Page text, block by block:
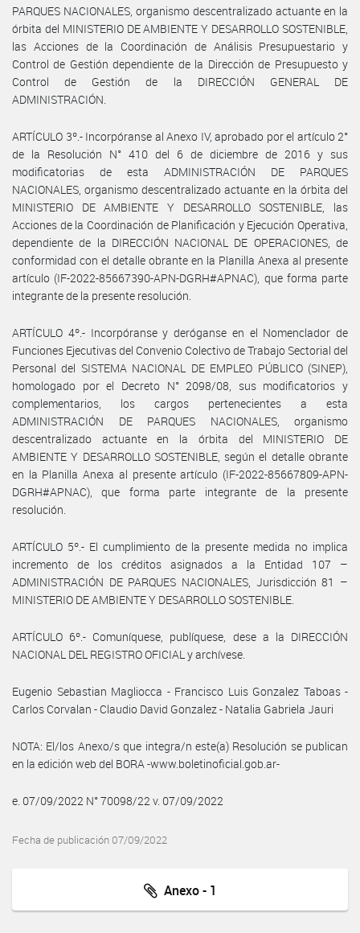
PARQUES NACIONALES, organismo descentralizado actuante en la
órbita del MINISTERIO DE AMBIENTE Y DESARROLLO SOSTENIBLE,
las Acciones de la Coordinación de Análisis Presupuestario y
Control de Gestión dependiente de la Dirección de Presupuesto y
Control de Gestión de la DIRECCIÓN GENERAL DE
ADMINISTRACIÓN.
ARTÍCULO 3º.- Incorpóranse al Anexo IV, aprobado por el artículo 2°
de la Resolución N° 410 del 6 de diciembre de 2016 y sus
modificatorias de esta ADMINISTRACIÓN DE PARQUES
NACIONALES, organismo descentralizado actuante en la órbita del
MINISTERIO DE AMBIENTE Y DESARROLLO SOSTENIBLE, las
Acciones de la Coordinación de Planificación y Ejecución Operativa,
dependiente de la DIRECCIÓN NACIONAL DE OPERACIONES, de
conformidad con el detalle obrante en la Planilla Anexa al presente
artículo (IF-2022-85667390-APN-DGRH#APNAC), que forma parte
integrante de la presente resolución.
ARTÍCULO 4º.- Incorpóranse y deróganse en el Nomenclador de
Funciones Ejecutivas del Convenio Colectivo de Trabajo Sectorial del
Personal del SISTEMA NACIONAL DE EMPLEO PÚBLICO (SINEP),
homologado por el Decreto N° 2098/08, sus modificatorios y
complementarios, los cargos pertenecientes a esta
ADMINISTRACIÓN DE PARQUES NACIONALES, organismo
descentralizado actuante en la órbita del MINISTERIO DE
AMBIENTE Y DESARROLLO SOSTENIBLE, según el detalle obrante
en la Planilla Anexa al presente artículo (IF-2022-85667809-APN-
DGRH#APNAC), que forma parte integrante de la presente
resolución.
ARTÍCULO 5º.- El cumplimiento de la presente medida no implica
incremento de los créditos asignados a la Entidad 107 –
ADMINISTRACIÓN DE PARQUES NACIONALES, Jurisdicción 81 –
MINISTERIO DE AMBIENTE Y DESARROLLO SOSTENIBLE.
ARTÍCULO 6º.- Comuníquese, publíquese, dese a la DIRECCIÓN
NACIONAL DEL REGISTRO OFICIAL y archívese.
Eugenio Sebastian Magliocca - Francisco Luis Gonzalez Taboas -
Carlos Corvalan - Claudio David Gonzalez - Natalia Gabriela Jauri
NOTA: El/los Anexo/s que integra/n este(a) Resolución se publican
en la edición web del BORA -www.boletinoficial.gob.ar-
e. 07/09/2022 N° 70098/22 v. 07/09/2022
Fecha de publicación 07/09/2022
Anexo - 1